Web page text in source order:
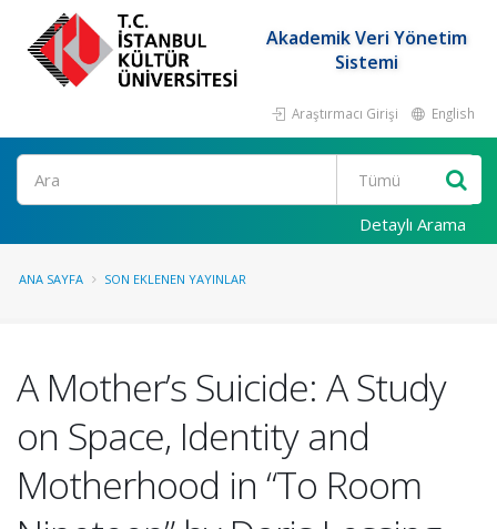
Akademik Veri Yönetim
Sistemi
Araştırmacı Girişi English
Ara
Detaylı Arama
ANA SAYFA SON EKLENEN YAYINLAR
A Mother’s Suicide: A Study
on Space, Identity and
Motherhood in “To Room